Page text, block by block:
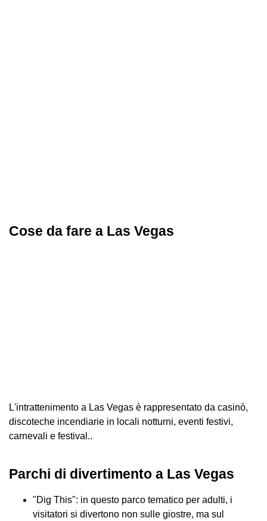
Cose da fare a Las Vegas
L'intrattenimento a Las Vegas è rappresentato da casinò,
discoteche incendiarie in locali notturni, eventi festivi,
carnevali e festival..
Parchi di divertimento a Las Vegas
"Dig This": in questo parco tematico per adulti, i
visitatori si divertono non sulle giostre, ma sul